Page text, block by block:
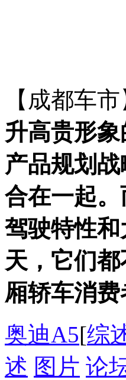
【成都车市
升高贵形
产品规划
合在一起。
驾驶特性
天，它们
厢轿车消
奥迪A5[综
述 图片 论